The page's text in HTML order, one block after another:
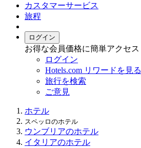
カスタマーサービス
旅程
ログイン
お得な会員価格に簡単アクセス
ログイン
Hotels.com リワードを見る
旅行を検索
ご意見
ホテル
スペッロのホテル
ウンブリアのホテル
イタリアのホテル